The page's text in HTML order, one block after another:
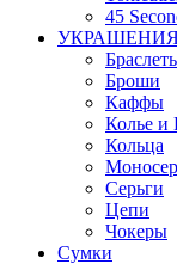
45
Броши
Каффы
Колье и
Кольца
Серьги
Цепи
Чокеры
Сумки